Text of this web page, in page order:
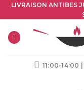
Skip
to
content
LIVRAISON ANTIBES
11:00-14:00